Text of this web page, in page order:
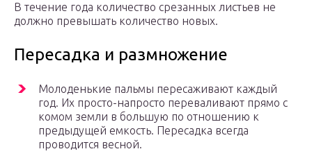
В течение года количество срезанных листьев не
должно превышать количество новых.
Пересадка и размножение
Молоденькие пальмы пересаживают каждый
год. Их просто-напросто переваливают прямо с
комом земли в большую по отношению к
предыдущей емкость. Пересадка всегда
проводится весной.